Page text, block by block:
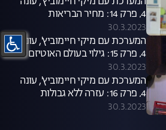
4, פרק 14: מחיר הבריאות
30.3.2023
המערכת עם מיקי חיימוביץ', עונה
4, פרק 15: גילוי בעולם האוטיזם
30.3.2023
המערכת עם מיקי חיימוביץ', עונה
4, פרק 16: עזרה ללא גבולות
30.3.2023